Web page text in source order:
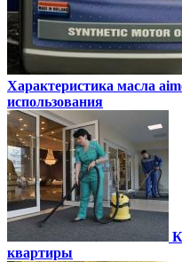
Характеристика масла
использования
квартиры